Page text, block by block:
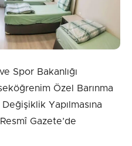
Spor Bakanlığı
Özel Barınma
Yapılmasına
Gazete’de